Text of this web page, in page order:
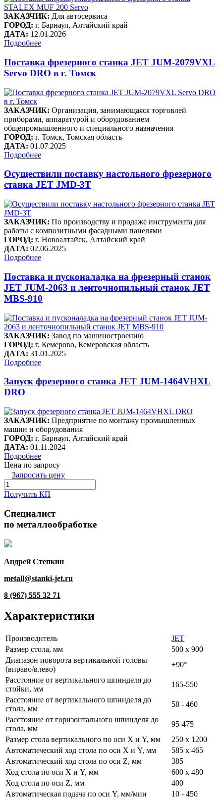
ЗАКАЗЧИК: Для автосервиса
ГОРОД: г. Барнаул, Алтайский край
ДАТА: 12.01.2026
Подробнее
Поставка фрезерного станка JET JUM-2079VXL
Servo DRO в г. Томск
ЗАКАЗЧИК: Организация, занимающаяся торговлей
приборами, аппаратурой и оборудованием
общепромышленного и специального назначения
ГОРОД: г. Томск, Томская область
ДАТА: 01.07.2025
Подробнее
Осуществили поставку настольного фрезерного
станка JET JMD-3T
ЗАКАЗЧИК: По производству и продаже инструмента для
работы с композитными фасадными панелями
ГОРОД: г. Новоалтайск, Алтайский край
ДАТА: 02.06.2025
Подробнее
Поставка и пусконаладка на фрезерный станок
JET JUM-2063 и ленточнопильный станок JET
MBS-910
ЗАКАЗЧИК: Завод по машиностроению
ГОРОД: г. Кемерово, Кемеровская область
ДАТА: 31.01.2025
Подробнее
Запуск фрезерного станка JET JUM-1464VHXL
DRO
ЗАКАЗЧИК: Предприятие по монтажу промышленных
машин и оборудования
ГОРОД: г. Барнаул, Алтайский край
ДАТА: 01.11.2024
Подробнее
Цена по запросу
Запросить цену
Получить КП
Специалист
по металлообработке
Андрей Степкин
metall@stanki-jet.ru
8 (967) 555 32 71
Характеристики
Производитель
JET
Размер стола, мм
500 x 900
Диапазон поворота вертикальной головы
(вправо/влево)
±90°
Расстояние от вертикального шпинделя до
стойки, мм
165-550
Расстояние от вертикального шпинделя до
стола, мм
58 - 460
Расстояние от горизонтального шпинделя до
стола, мм
95-475
Размер стола вертикального по оси X и Y, мм
250 x 1200
Автоматический ход стола по оси X и Y, мм
585 x 465
Автоматический ход стола по оси Z, мм
385
Ход стола по оси X и Y, мм
600 x 480
Ход стола по оси Z, мм
400
Автоматическая подача по оси Y, мм/мин
10 - 450